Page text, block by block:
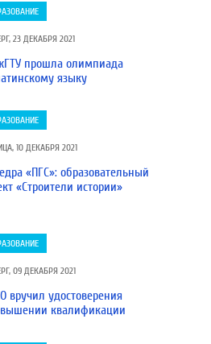
23 ДЕКАБРЯ 2021
прошла олимпиада
языку
10 ДЕКАБРЯ 2021
«ПГС»: образовательный
«Строители истории»
09 ДЕКАБРЯ 2021
вручил удостоверения
квалификации